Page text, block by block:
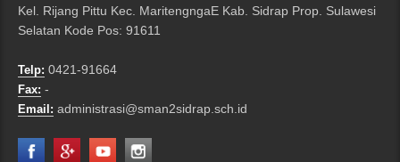
Kel. Rijang Pittu Kec. MaritengngaE Kab. Sidrap Prop. Sulawesi
Selatan Kode Pos: 91611
Telp: 0421-91664
Fax: -
Email: administrasi@sman2sidrap.sch.id